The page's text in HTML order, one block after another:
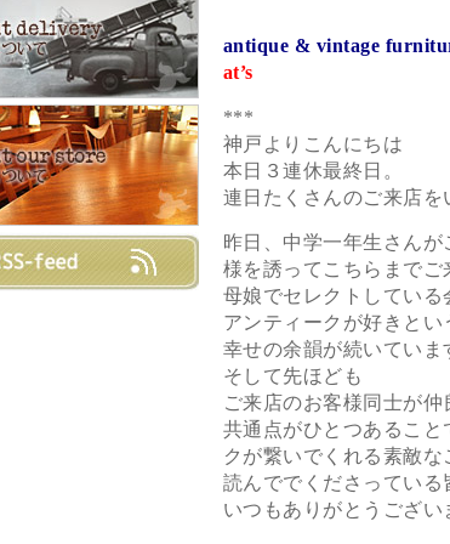
antique & vintage
at’s
***
神戸よりこんにちは
本日３連休最終日。
連日たくさんのご来店を
昨日、中学一年生さん
様を誘ってこちらまでご
母娘でセレクトしている
アンティークが好きと
幸せの余韻が続いていま
そして先ほども
ご来店のお客様同士が仲
共通点がひとつあるこ
クが繋いでくれる素敵な
読んででくださっている
いつもありがとうござい